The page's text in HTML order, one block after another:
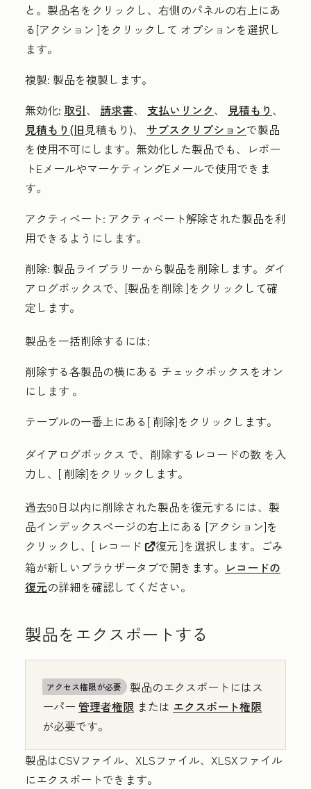
と。 製品名 をクリックし、右側のパネルの右上にあ
る[アクション ]をクリックして オプションを選択し
ます。
複製: 製品を複製します。
無効化: 取引、 請求書、 支払いリンク、 見積もり 、
見積もり(旧 見積もり)、 サブスクリプションで製品
を使用不可にします。無効化した製品でも、レポー
トEメールやマーケティングEメールで使用できま
す。
アクティベート: アクティベート解除された製品を利
用できるようにします。
削除: 製品ライブラリーから製品を削除します。ダイ
アログボックスで、[製品を削除]をクリックして確
定します。
製品を一括削除するには:
削除する各製品の横にある チェックボックスをオン
にします 。
テーブルの一番上にある[ 削除]をクリックします。
ダイアログボックス で、削除するレコードの数 を入
力し、[ 削除]をクリックします。
過去90日以内に削除された製品を復元するには、製
品インデックスページの右上にある [アクション]を
クリックし、[ レコード externalLink復元 ]を選択します。ごみ
箱が新しいブラウザータブで開きます。 レコードの
復元の詳細を確認してください。
製品をエクスポートする
アクセス権限が必要
製品のエクスポートにはス
ーパー 管理者権限 または エクスポート権限
が必要です。
製品はCSVファイル、XLSファイル、XLSXファイル
にエクスポートできます。